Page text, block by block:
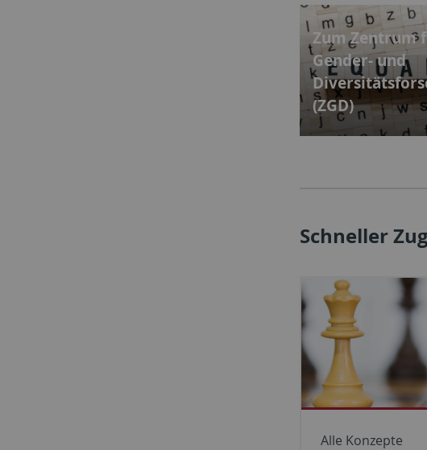
Zum Zentrum
Gender- und
(ZGD)
Schneller
Alle Konzepte